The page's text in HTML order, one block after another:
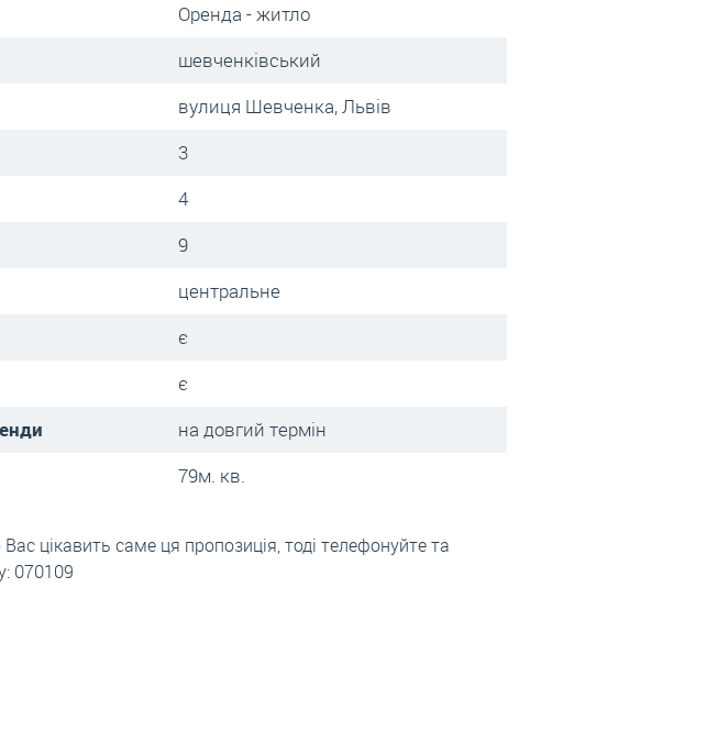
Оренда - житло
шевченківський
вулиця Шевченка, Львів
3
4
9
центральне
є
є
на довгий термін
79м. кв.
цікавить саме ця пропозиція, тоді телефонуйте та
070109